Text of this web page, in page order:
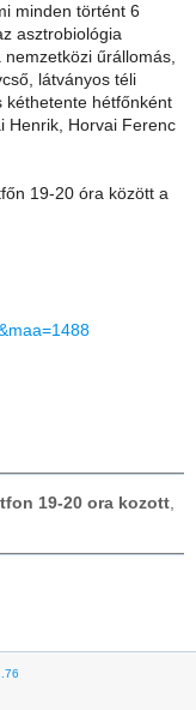
minden történt 6
asztrobiológia
űrállomás,
látványos téli
kéthetente hétfőnként
Henrik, Horvai Ferenc
19-20 óra között a
19-20 ora kozott